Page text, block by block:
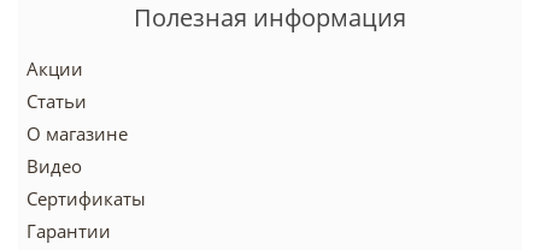
Полезная информация
Акции
Статьи
О магазине
Видео
Сертификаты
Гарантии